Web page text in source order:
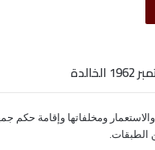
ﻭﺍﻻﺳﺘﻌﻤﺎﺭ ﻭﻣﺨﻠﻔﺎﺗﻬﺎ ﻭﺇﻗﺎﻣﺔ ﺣﻜﻢ
ﺍﻟﻄﺒﻘﺎﺕ.